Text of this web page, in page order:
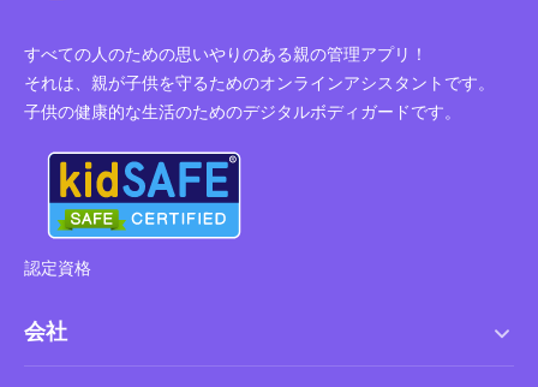
すべての人のための思いやりのある親の管理アプリ！
それは、親が子供を守るためのオンラインアシスタントです。
子供の健康的な生活のためのデジタルボディガードです。
認定資格
会社